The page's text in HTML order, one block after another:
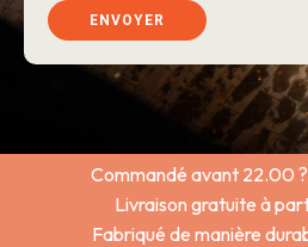
ENVOYER
Commandé avant 22.00
Livraison gratuite à
Fabriqué de manière